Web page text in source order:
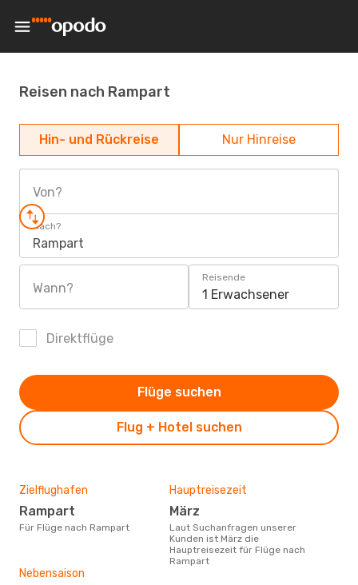
Reisen nach Rampart
Hin- und Rückreise Nur Hinreise
Von?
Nach?
Rampart
Wann?
Reisende
1 Erwachsener
Direktflüge
Flug + Hotel suchen
Flüge suchen
Zielflughafen
Rampart
Für Flüge nach Rampart
Hauptreisezeit
März
Laut Suchanfragen unserer
Kunden ist März die
Hauptreisezeit für Flüge nach
Rampart
Nebensaison